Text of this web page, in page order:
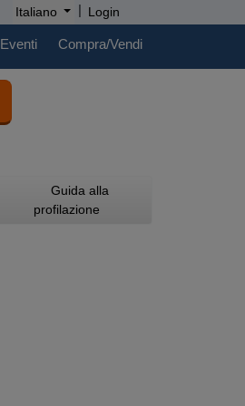
Italiano | Login
Eventi Compra/Vendi
Guida alla
profilazione